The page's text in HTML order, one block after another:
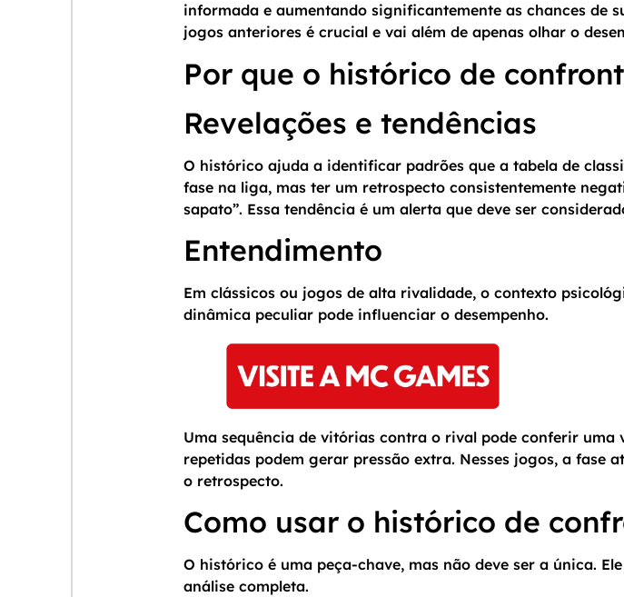
informada e aumentando significantemente as chances de
jogos anteriores é crucial e vai além de apenas olhar o
Por que o histórico de
Revelações e tendências
O histórico ajuda a identificar padrões que a tabela de
fase na liga, mas ter um retrospecto consistentemente
sapato”. Essa tendência é um alerta que deve ser
Entendimento
Em clássicos ou jogos de alta rivalidade, o contexto
dinâmica peculiar pode influenciar o desempenho.
Uma sequência de vitórias contra o rival pode conferir
repetidas podem gerar pressão extra. Nesses jogos, a fase
o retrospecto.
Como usar o histórico de
O histórico é uma peça-chave, mas não deve ser a única.
análise completa.